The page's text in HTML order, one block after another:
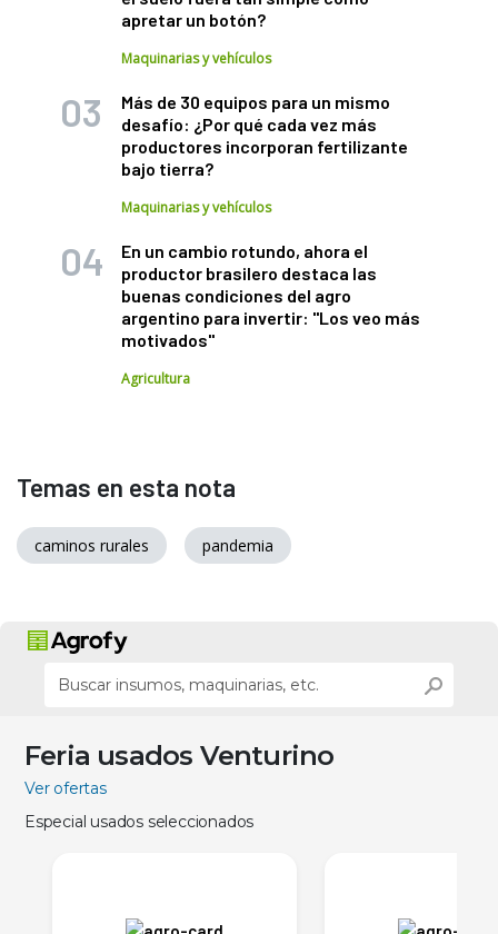
apretar un botón?
Maquinarias y vehículos
Más de 30 equipos para un mismo
desafío: ¿Por qué cada vez más
productores incorporan fertilizante
bajo tierra?
Maquinarias y vehículos
En un cambio rotundo, ahora el
productor brasilero destaca las
buenas condiciones del agro
argentino para invertir: "Los veo más
motivados"
Agricultura
Temas en esta nota
caminos rurales pandemia
Feria usados Venturino
Ver ofertas
Especial usados seleccionados